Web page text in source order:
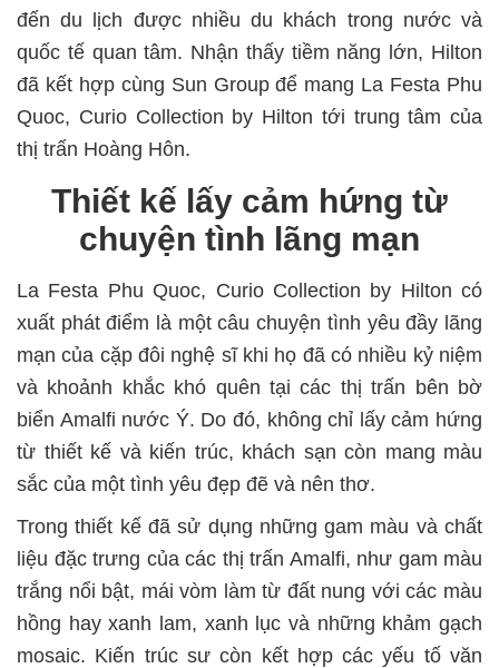
đến du lịch được nhiều du khách trong nước và
quốc tế quan tâm. Nhận thấy tiềm năng lớn, Hilton
đã kết hợp cùng Sun Group để mang La Festa Phu
Quoc, Curio Collection by Hilton tới trung tâm của
thị trấn Hoàng Hôn.
Thiết kế lấy cảm hứng từ
chuyện tình lãng mạn
La Festa Phu Quoc, Curio Collection by Hilton có
xuất phát điểm là một câu chuyện tình yêu đầy lãng
mạn của cặp đôi nghệ sĩ khi họ đã có nhiều kỷ niệm
và khoảnh khắc khó quên tại các thị trấn bên bờ
biển Amalfi nước Ý. Do đó, không chỉ lấy cảm hứng
từ thiết kế và kiến trúc, khách sạn còn mang màu
sắc của một tình yêu đẹp đẽ và nên thơ.
Trong thiết kế đã sử dụng những gam màu và chất
liệu đặc trưng của các thị trấn Amalfi, như gam màu
trắng nổi bật, mái vòm làm từ đất nung với các màu
hồng hay xanh lam, xanh lục và những khảm gạch
mosaic. Kiến trúc sư còn kết hợp các yếu tố văn